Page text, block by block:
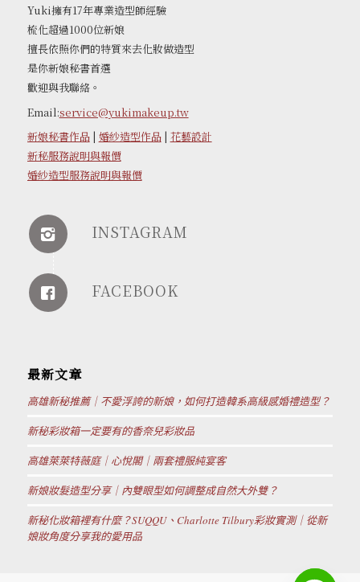
Yuki擁有17年專業造型師經驗
梳化超過1000位新娘
擅長依照你們的特質來去化妝做造型
是你新娘秘書首選
歡迎與我聯絡。
Email:service@yukimakeup.tw
新娘秘書作品| 婚紗造型作品| 花藝設計
新秘服務說明與報價
婚紗造型服務說明與報價
INSTAGRAM
FACEBOOK
最新文章
高雄新秘推薦｜不愛浮誇的新娘，如何打造韓系高級感婚禮造型？
新秘彩妝箱一定要有的香奈兒彩妝品
高雄萊萊特薇庭｜心悅閣｜兩套禮服純宴客
新娘妝髮造型分享｜內雙眼型如何調整成自然大外雙？
新秘化妝箱裡有什麼？SUQQU、Charlotte Tilbury彩妝實測｜從新
娘妝角度分享我的愛用品